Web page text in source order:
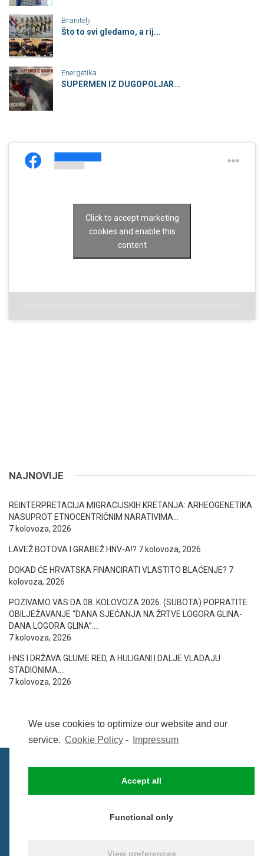
We use cookies to optimize our website and our
service. Cookie Policy - Impressum
Accept all
Functional only
View preferences
Branitelji
Što to svi gledamo, a rij...
Energetika
SUPERMEN IZ DUGOPOLJAR...
Click to accept marketing
cookies and enable this
content
NAJNOVIJE
REINTERPRETACIJA MIGRACIJSKIH KRETANJA: ARHEOGENETIKA
NASUPROT ETNOCENTRIČNIM NARATIVIMA…
7 kolovoza, 2026
LAVEŽ BOTOVA I GRABEŽ HNV-A!? 7 kolovoza, 2026
DOKAD ĆE HRVATSKA FINANCIRATI VLASTITO BLAĆENJE? 7
kolovoza, 2026
POZIVAMO VAS DA 08. KOLOVOZA 2026. (SUBOTA) POPRATITE
OBILJEŽAVANJE “DANA SJEĆANJA NA ŽRTVE LOGORA GLINA-
DANA LOGORA GLINA”….
7 kolovoza, 2026
HNS I DRŽAVA GLUME RED, A HULIGANI I DALJE VLADAJU
STADIONIMA….
7 kolovoza, 2026